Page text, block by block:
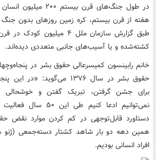
در طول جنگ‌های قرن
هفته از قرن بیستم، کره زمین روزهای بدون
کشته‌شده و یا آسیب‌های جانبی متعددی دیده‌اند.
خانم رابینسون کمیسرعالی حقوق بشر در
حقوق بشر در سال ۱۳۷۶ می‌گوید:
برای جشن گرفتن، تبریک گفتن و خوشحالی
نمی‌توانیم ادعا کنیم طی
دستاورد قابل‌توجهی در کم کردن موارد نقض
همین دهه دو بار شاهد کشتار دسته‌جمعی (ژنو
افراد انسانی بودیم.